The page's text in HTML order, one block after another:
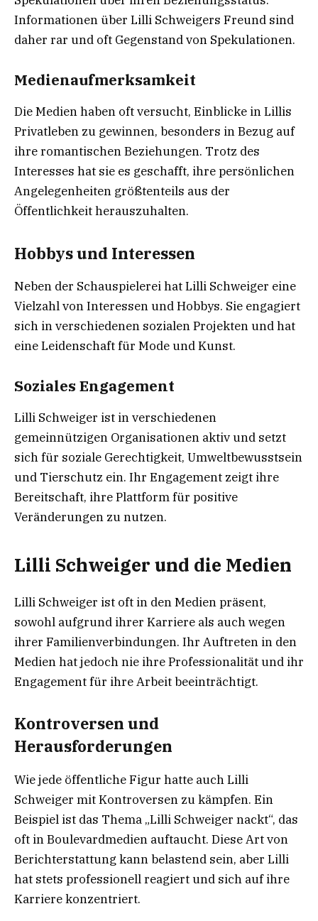
Informationen über Lilli Schweigers Freund sind
daher rar und oft Gegenstand von Spekulationen.
Medienaufmerksamkeit
Die Medien haben oft versucht, Einblicke in Lillis
Privatleben zu gewinnen, besonders in Bezug auf
ihre romantischen Beziehungen. Trotz des
Interesses hat sie es geschafft, ihre persönlichen
Angelegenheiten größtenteils aus der
Öffentlichkeit herauszuhalten.
Hobbys und Interessen
Neben der Schauspielerei hat Lilli Schweiger eine
Vielzahl von Interessen und Hobbys. Sie engagiert
sich in verschiedenen sozialen Projekten und hat
eine Leidenschaft für Mode und Kunst.
Soziales Engagement
Lilli Schweiger ist in verschiedenen
gemeinnützigen Organisationen aktiv und setzt
sich für soziale Gerechtigkeit, Umweltbewusstsein
und Tierschutz ein. Ihr Engagement zeigt ihre
Bereitschaft, ihre Plattform für positive
Veränderungen zu nutzen.
Lilli Schweiger und die Medien
Lilli Schweiger ist oft in den Medien präsent,
sowohl aufgrund ihrer Karriere als auch wegen
ihrer Familienverbindungen. Ihr Auftreten in den
Medien hat jedoch nie ihre Professionalität und ihr
Engagement für ihre Arbeit beeinträchtigt.
Kontroversen und
Herausforderungen
Wie jede öffentliche Figur hatte auch Lilli
Schweiger mit Kontroversen zu kämpfen. Ein
Beispiel ist das Thema „Lilli Schweiger nackt“, das
oft in Boulevardmedien auftaucht. Diese Art von
Berichterstattung kann belastend sein, aber Lilli
hat stets professionell reagiert und sich auf ihre
Karriere konzentriert.